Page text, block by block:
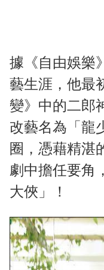
據《自由娛樂
藝生涯，他最
變》中的二郎
改藝名為「龍
圈，憑藉精湛
劇中擔任要角
大俠」！